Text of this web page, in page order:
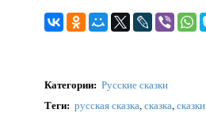
Категории: Русские сказки
Теги: русская сказка,сказка,сказки